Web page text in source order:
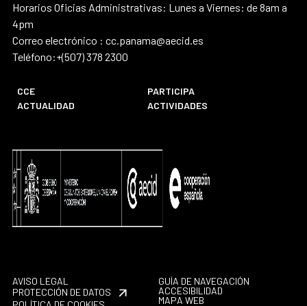
Horarios Oficias Administrativas: Lunes a Viernes: de 8am a
4pm
Correo electrónico : cc.panama@aecid.es
Teléfono:+(507) 378 2300
CCE
PARTICIPA
ACTUALIDAD
ACTIVIDADES
AVISO LEGAL
PROTECCIÓN DE DATOS
GUÍA DE NAVEGACIÓN
ACCESIBILIDAD
MAPA WEB